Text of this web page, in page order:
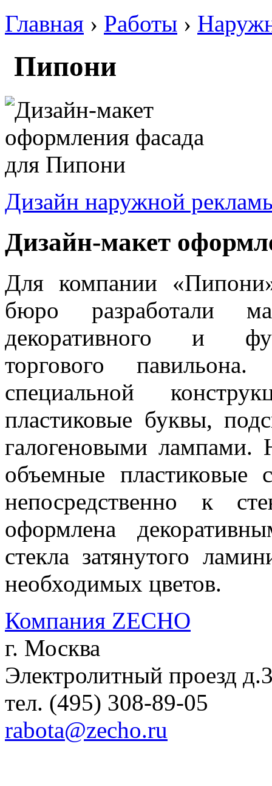
Главная › Работы ›
Пипони
Дизайн наружной
Дизайн-макет
Для компании
бюро разработали
декоративного и
торгового
специальной
пластиковые буквы,
галогеновыми лампами.
объемные пластиковые
непосредственно к
оформлена
стекла затянутого
необходимых цветов.
Компания ZECHO
г. Москва
Электролитный проезд
тел. (495) 308-89-05
rabota@zecho.ru